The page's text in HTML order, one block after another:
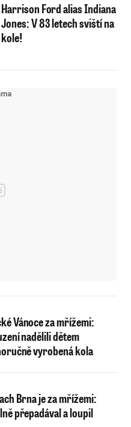
Harrison Ford alias Indiana
Jones: V 83 letech sviští na
kole!
Vánoce za mřížemi:
nadělili dětem
vyrobená kola
Brna je za mřížemi:
přepadával a loupil